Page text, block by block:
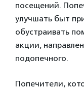
посещений.
улучшать быт
обустраивать
акции,
подопечного.
Попечители,